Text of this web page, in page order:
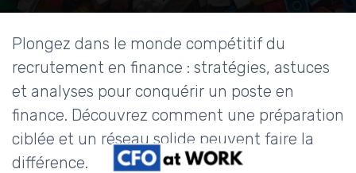
Plongez dans le monde compétitif du
recrutement en finance : stratégies, astuces
et analyses pour conquérir un poste en
finance. Découvrez comment une préparation
ciblée et un réseau solide peuvent faire la
différence.